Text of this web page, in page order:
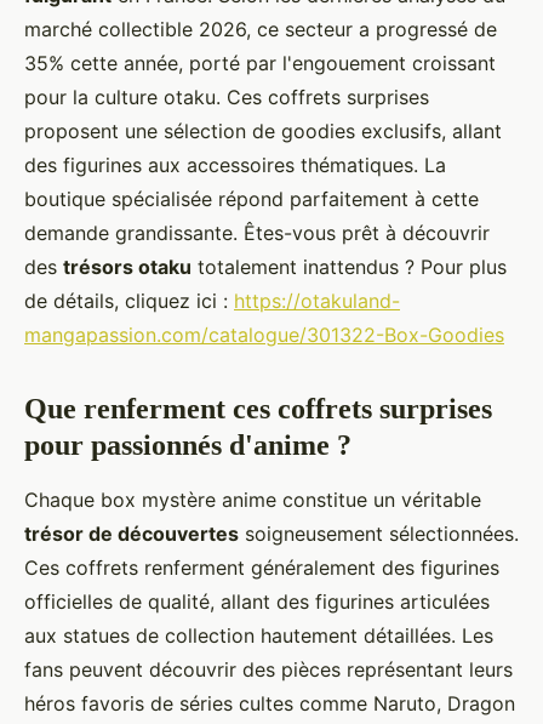
Maria •5 janvier 2026•8 min de lecture
marché collectible 2026, ce secteur a progressé de
35% cette année, porté par l'engouement croissant
pour la culture otaku. Ces coffrets surprises
proposent une sélection de goodies exclusifs, allant
des figurines aux accessoires thématiques. La
boutique spécialisée répond parfaitement à cette
demande grandissante. Êtes-vous prêt à découvrir
des trésors otaku totalement inattendus ? Pour plus
de détails, cliquez ici : https://otakuland-
mangapassion.com/catalogue/301322-Box-Goodies
Que renferment ces coffrets surprises
pour passionnés d'anime ?
Chaque box mystère anime constitue un véritable
trésor de découvertes soigneusement sélectionnées.
Ces coffrets renferment généralement des figurines
officielles de qualité, allant des figurines articulées
aux statues de collection hautement détaillées. Les
fans peuvent découvrir des pièces représentant leurs
héros favoris de séries cultes comme Naruto, Dragon